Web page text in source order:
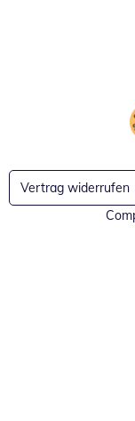
Vertrag widerrufen